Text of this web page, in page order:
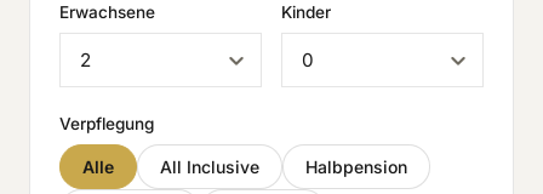
Erwachsene Kinder
Verpflegung
Alle All Inclusive Halbpension